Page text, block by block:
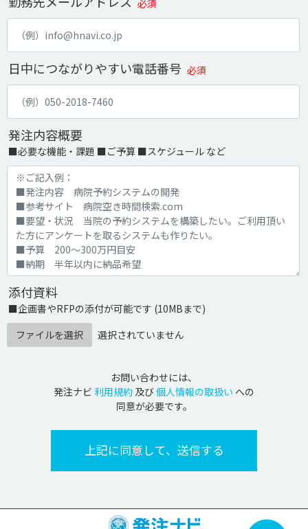
必須
日中につながりやすい電話番号 必須
発注内容概要
■必要な機能・課題 ■ご予算 ■スケジュール など
添付資料
■企画書やRFPの添付が可能です (10MBまで)
ファイルを選択
選択されていません
お問い合わせには、
発注ナビ 利用規約 及び個人情報の取扱い への
同意が必要です。